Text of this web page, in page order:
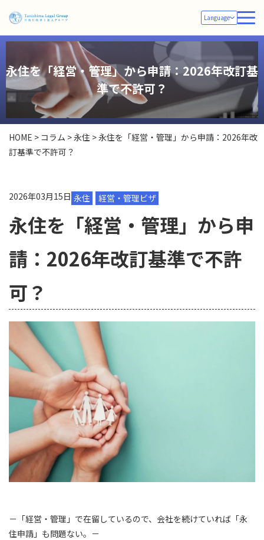
Language
永住を「経営・管理」から申請：2026年改訂基
準で不許可？
HOME > コラム >永住 >永住を「経営・管理」から申請：2026年改
訂基準で不許可？
2026年03月15日 永住 経営・管理ビザ
永住を「経営・管理」から申
請：2026年改訂基準で不許
可？
－「経営・管理」で在留しているので、会社を続けていれば「永
住申請」も問題ない。－